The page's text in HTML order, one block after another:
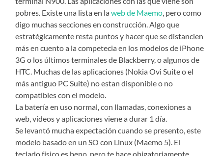
pobres. Existe una lista en laweb de Maemo, pero como
digo muchas secciones en construcción. Algo que
estratégicamente resta puntos y hacer que se distancien
más en cuento a la competecia en los modelos de iPhone
3G o los últimos terminales de Blackberry, o algunos de
HTC. Muchas de las aplicaciones (Nokia Ovi Suite o el
más antiguo PC Suite) no estan disponible o no
compatibles con el modelo.
La batería en uso normal, con llamadas, conexiones a
web, videos y aplicaciones viene a durar 1 día.
Se levantó mucha expectación cuando se presento, este
modelo basado en un SO con Linux (Maemo 5). El
teclado físico es beno, pero te hace obigatoriamente